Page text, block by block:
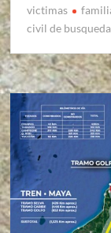
victimas
civil de busqueda